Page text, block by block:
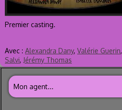
Premier casting.
Avec : Alexandra Dany, Valérie Guerin,
Salvi, Jérémy Thomas
Mon agent...